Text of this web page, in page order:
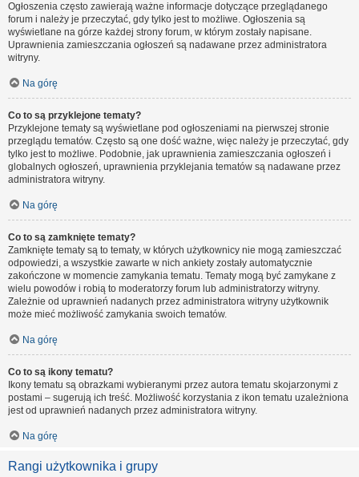
Ogłoszenia często zawierają ważne informacje dotyczące przeglądanego
forum i należy je przeczytać, gdy tylko jest to możliwe. Ogłoszenia są
wyświetlane na górze każdej strony forum, w którym zostały napisane.
Uprawnienia zamieszczania ogłoszeń są nadawane przez administratora
witryny.
Na górę
Co to są przyklejone tematy?
Przyklejone tematy są wyświetlane pod ogłoszeniami na pierwszej stronie
przeglądu tematów. Często są one dość ważne, więc należy je przeczytać, gdy
tylko jest to możliwe. Podobnie, jak uprawnienia zamieszczania ogłoszeń i
globalnych ogłoszeń, uprawnienia przyklejania tematów są nadawane przez
administratora witryny.
Na górę
Co to są zamknięte tematy?
Zamknięte tematy są to tematy, w których użytkownicy nie mogą zamieszczać
odpowiedzi, a wszystkie zawarte w nich ankiety zostały automatycznie
zakończone w momencie zamykania tematu. Tematy mogą być zamykane z
wielu powodów i robią to moderatorzy forum lub administratorzy witryny.
Zależnie od uprawnień nadanych przez administratora witryny użytkownik
może mieć możliwość zamykania swoich tematów.
Na górę
Co to są ikony tematu?
Ikony tematu są obrazkami wybieranymi przez autora tematu skojarzonymi z
postami – sugerują ich treść. Możliwość korzystania z ikon tematu uzależniona
jest od uprawnień nadanych przez administratora witryny.
Na górę
Rangi użytkownika i grupy